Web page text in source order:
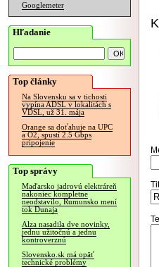
Googlemeter
Hľadanie
Top články
Na Slovensku sa v tichosti
vypína ADSL v lokalitách s
VDSL, už 31. mája
Orange sa doťahuje na UPC
a O2, spustí 2.5 Gbps
pripojenie
Top správy
Maďarsko jadrovú elektráreň
nakoniec kompletne
neodstavilo, Rumunsko mení
tok Dunaja
Alza nasadila dve novinky,
jednu užitočnú a jednu
kontroverznú
Slovensko.sk má opäť
technické problémy